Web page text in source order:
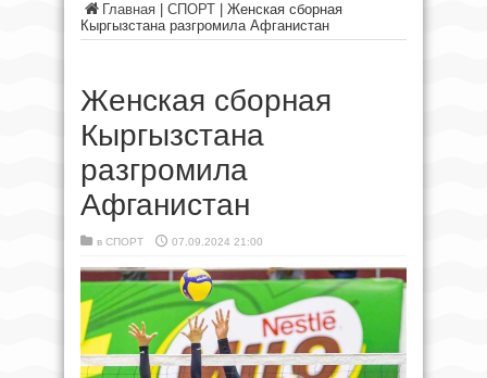
Главная СПОРТ
Женская сборная
Кыргызстана разгромила Афганистан
Женская сборная
Кыргызстана
разгромила
Афганистан
в СПОРТ 07.09.2024 21:00